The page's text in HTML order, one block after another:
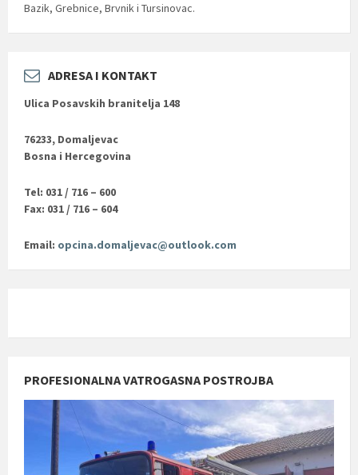
Bazik, Grebnice, Brvnik i Tursinovac.
ADRESA I KONTAKT
Ulica Posavskih branitelja 148
76233, Domaljevac
Bosna i Hercegovina
Tel: 031 / 716 – 600
Fax: 031 / 716 – 604
Email: opcina.domaljevac@outlook.com
PROFESIONALNA VATROGASNA POSTROJBA